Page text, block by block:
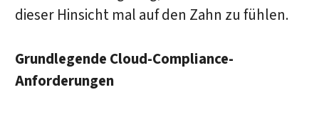
dieser Hinsicht mal auf den Zahn zu fühlen.
Grundlegende Cloud-Compliance-
Anforderungen